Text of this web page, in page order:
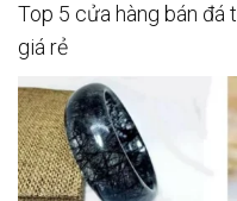
Top 5 cửa hàng bán đá
giá rẻ